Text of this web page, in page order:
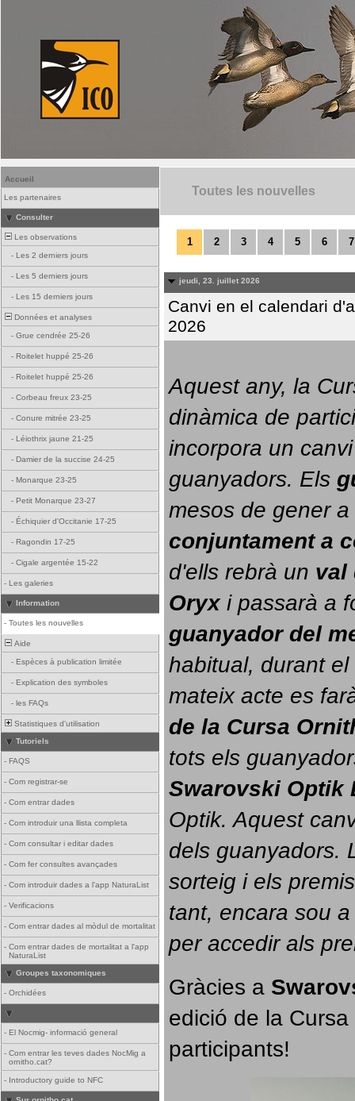
Accueil
Les partenaires
Consulter
Les observations
- Les 2 derniers jours
- Les 5 derniers jours
- Les 15 derniers jours
Données et analyses
- Grue cendrée 25-26
- Roitelet huppé 25-26
- Roitelet huppé 25-26
- Corbeau freux 23-25
- Conure mitrée 23-25
- Léiothrix jaune 21-25
- Damier de la succise 24-25
- Monarque 23-25
- Petit Monarque 23-27
- Échiquier d'Occitanie 17-25
- Ragondin 17-25
- Cigale argentée 15-22
- Les galeries
Information
- Toutes les nouvelles
Aide
- Espèces à publication limitée
- Explication des symboles
- les FAQs
Statistiques d'utilisation
Tutoriels
- FAQS
- Com registrar-se
- Com entrar dades
- Com introduir una llista completa
- Com consultar i editar dades
- Com fer consultes avançades
- Com introduir dades a l'app NaturaList
- Verificacions
- Com entrar dades al mòdul de mortalitat
- Com entrar dades de mortalitat a l'app
NaturaList
Groupes taxonomiques
- Orchidées
- El Nocmig- informació general
- Com entrar les teves dades NocMig a
ornitho.cat?
- Introductory guide to NFC
Toutes les nouvelles
1 2 3 4 5 6 7
jeudi, 23. juillet 2026
Canvi en el calendari
2026
Aquest any, la
dinàmica de
incorpora un
guanyadors. Els
conjuntament a
d'ells rebrà un val
Oryx i passarà a
guanyador del
habitual, durant el
mateix acte es
de la Cursa
tots els
Swarovski Optik
Optik. Aquest
dels guanyadors.
sorteig i els
tant, encara sou
per accedir als
Gràcies a
edició de la
participants!